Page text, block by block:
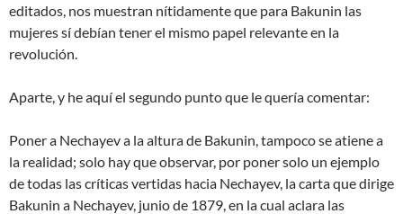
editados, nos muestran nítidamente que para Bakunin las
mujeres sí debían tener el mismo papel relevante en la
revolución.
Aparte, y he aquí el segundo punto que le quería comentar:
Poner a Nechayev a la altura de Bakunin, tampoco se atiene a
la realidad; solo hay que observar, por poner solo un ejemplo
de todas las críticas vertidas hacia Nechayev, la carta que dirige
Bakunin a Nechayev, junio de 1879, en la cual aclara las